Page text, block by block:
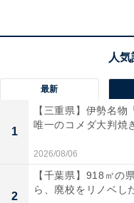
で眺めたい人や、羽田
最新
1
【三重県】伊勢名
唯一のコメダ大判焼
2026/08/06
2
【千葉県】918㎡の
ら、廃校をリノベし